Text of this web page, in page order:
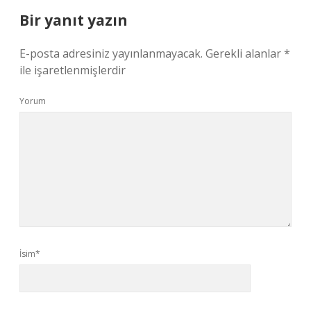
Bir yanıt yazın
E-posta adresiniz yayınlanmayacak. Gerekli alanlar*
ile işaretlenmişlerdir
Yorum
İsim*